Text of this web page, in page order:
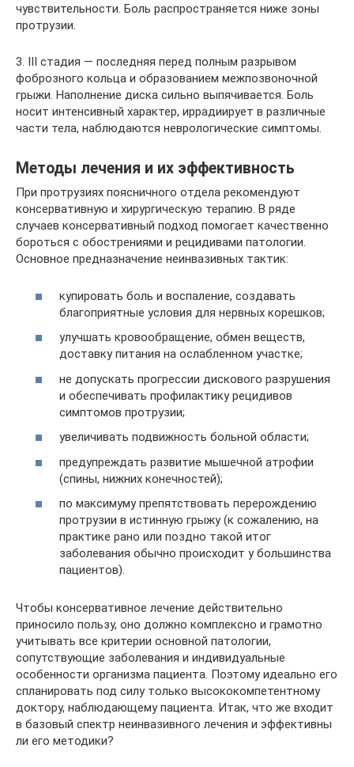
чувствительности. Боль распространяется ниже зоны
протрузии.
3. III стадия — последняя перед полным разрывом
фоброзного кольца и образованием межпозвоночной
грыжи. Наполнение диска сильно выпячивается. Боль
носит интенсивный характер, иррадиирует в различные
части тела, наблюдаются неврологические симптомы.
Методы лечения и их эффективность
При протрузиях поясничного отдела рекомендуют
консервативную и хирургическую терапию. В ряде
случаев консервативный подход помогает качественно
бороться с обострениями и рецидивами патологии.
Основное предназначение неинвазивных тактик:
купировать боль и воспаление, создавать
благоприятные условия для нервных корешков;
улучшать кровообращение, обмен веществ,
доставку питания на ослабленном участке;
не допускать прогрессии дискового разрушения
и обеспечивать профилактику рецидивов
симптомов протрузии;
увеличивать подвижность больной области;
предупреждать развитие мышечной атрофии
(спины, нижних конечностей);
по максимуму препятствовать перерождению
протрузии в истинную грыжу (к сожалению, на
практике рано или поздно такой итог
заболевания обычно происходит у большинства
пациентов).
Чтобы консервативное лечение действительно
приносило пользу, оно должно комплексно и грамотно
учитывать все критерии основной патологии,
сопутствующие заболевания и индивидуальные
особенности организма пациента. Поэтому идеально его
спланировать под силу только высококомпетентному
доктору, наблюдающему пациента. Итак, что же входит
в базовый спектр неинвазивного лечения и эффективны
ли его методики?